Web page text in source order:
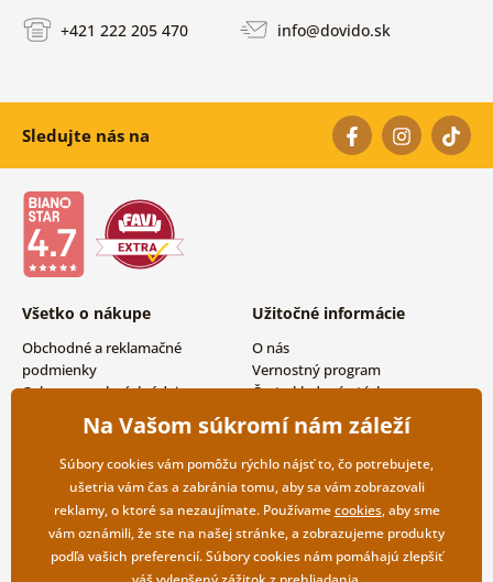
+421 222 205 470 info@dovido.sk
Sledujte nás na
Všetko o nákupe
Obchodné a reklamačné
podmienky
Ochrana osobných údajov
Možnosti dopravy a platby
Vrátenie tovaru
Užitočné informácie
O nás
Vernostný program
Často kladené otázky
Magazín
Kontakty
Veľkoobchodná spolupráca
Na Vašom súkromí nám záleží
Súbory cookies vám pomôžu rýchlo nájsť to, čo potrebujete,
ušetria vám čas a zabránia tomu, aby sa vám zobrazovali
reklamy, o ktoré sa nezaujímate. Používamecookies, aby sme
vám oznámili, že ste na našej stránke, a zobrazujeme produkty
podľa vašich preferencií. Súbory cookies nám pomáhajú zlepšiť